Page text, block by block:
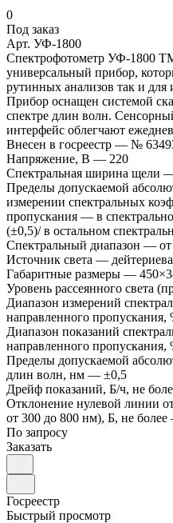
0
Под заказ
Арт. УФ-1800
Спектрофотометр УФ-1800
универсальный прибор,
рутинных анализов так и для
Прибор оснащен системой
спектре длин волн.
интерфейс облегчают
Внесен в госреестр — №
Напряжение, В — 220
Спектральная ширина щели
Пределы допускаемой
измерении спектральных
пропускания — в
(±0,5)/ в остальном
Спектральный диапазон —
Источник света —
Габаритные размеры —
Уровень рассеянного света
Диапазон измерений
направленного пропускания,
Диапазон показаний
направленного пропускания,
Пределы допускаемой
длин волн, нм — ±0,5
Дрейф показаний, Б/ч, не
Отклонение нулевой линии
от 300 до 800 нм), Б, не более
По запросу
Заказать
Госреестр
Быстрый просмотр